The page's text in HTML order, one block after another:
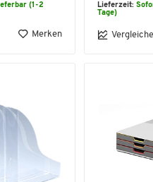
(1-2
Merken
Lieferzeit:
Tage)